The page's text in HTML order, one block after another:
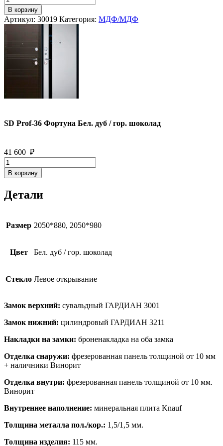
товара
SD
Prof-
36
Фортуна
В корзину
Артикул: 30019 Категория: МДФ/МДФ
SD Prof-36 Фортуна Бел. дуб / гор. шоколад
41 600 ₽
Количество
товара
SD
36
дуб
шоколад
В корзину
Детали
Размер 2050*880, 2050*980
Цвет Бел. дуб / гор. шоколад
Стекло Левое открывание
Замок верхний: сувальдный ГАРДИАН 3001
Замок нижний: цилиндровый ГАРДИАН 3211
Накладки на замки: броненакладка на оба замка
Отделка снаружи: фрезерованная панель толщиной от 10 мм
+ наличники Винорит
Отделка внутри: фрезерованная панель толщиной от 10 мм.
Винорит
Внутреннее наполнение: минеральная плита Knauf
Толщина металла пол./кор.: 1,5/1,5 мм.
Толщина изделия: 115 мм.